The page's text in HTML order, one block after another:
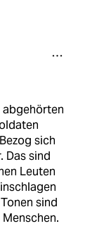
abgehörten
sich
Das sind
Leuten
sind